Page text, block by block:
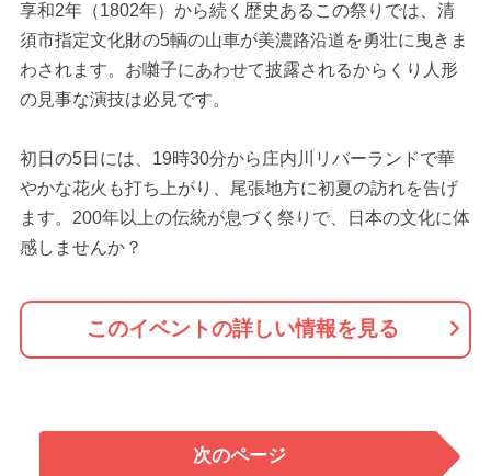
享和2年（1802年）から続く歴史あるこの祭りでは、清
須市指定文化財の5輌の山車が美濃路沿道を勇壮に曳きま
わされます。お囃子にあわせて披露されるからくり人形
の見事な演技は必見です。
初日の5日には、19時30分から庄内川リバーランドで華
やかな花火も打ち上がり、尾張地方に初夏の訪れを告げ
ます。200年以上の伝統が息づく祭りで、日本の文化に体
感しませんか？
このイベントの詳しい情報を見る
次のページ